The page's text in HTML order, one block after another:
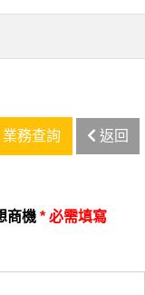
務查詢 返回
商機 * 必需填寫